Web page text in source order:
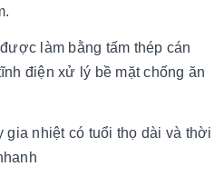
làm bằng tấm thép cán
điện xử lý bề mặt chống ăn
gia nhiệt có tuổi thọ dài và thời